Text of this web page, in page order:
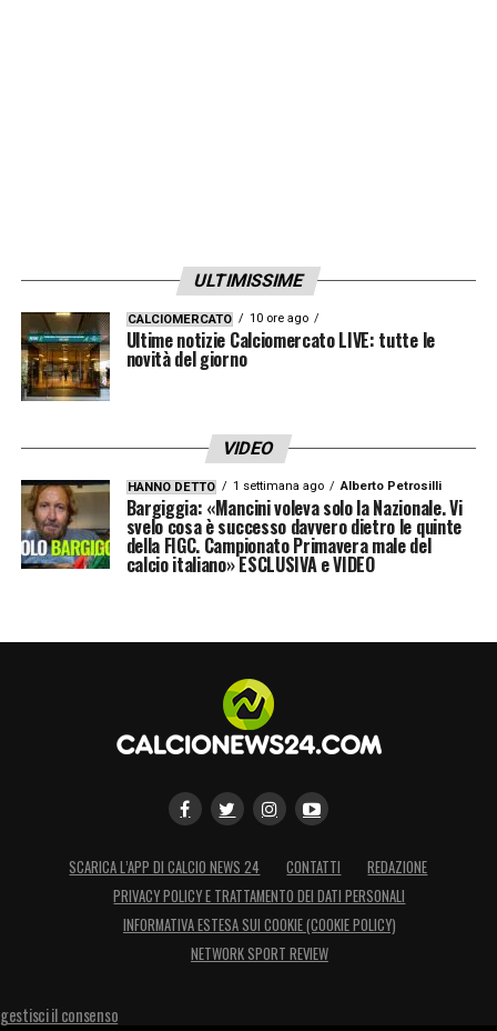
ULTIMISSIME
CALCIOMERCATO 10 ore ago
Ultime notizie Calciomercato LIVE: tutte le
novità del giorno
VIDEO
HANNO DETTO 1 settimana ago Alberto Petrosilli
Bargiggia: «Mancini voleva solo la Nazionale. Vi
svelo cosa è successo davvero dietro le quinte
della FIGC. Campionato Primavera male del
calcio italiano» ESCLUSIVA e VIDEO
SCARICA L’APP DI CALCIO NEWS 24 CONTATTI
REDAZIONE
PRIVACY POLICY E TRATTAMENTO DEI DATI PERSONALI
INFORMATIVA ESTESA SUI COOKIE (COOKIE POLICY)
NETWORK SPORT REVIEW
gestisci il consenso